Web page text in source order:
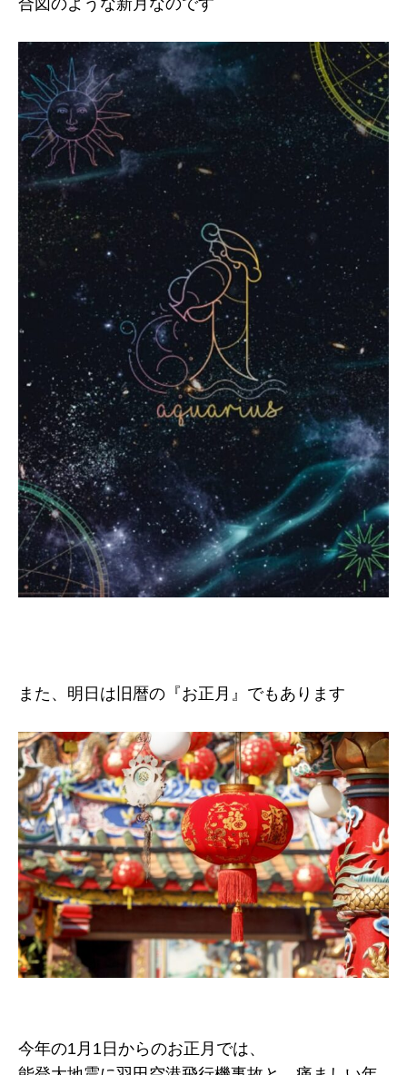
また、明日は旧暦の『お正月』でもあります
今年の1月1日からのお正月では、